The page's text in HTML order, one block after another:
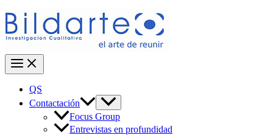
QS
Contactación
Focus Group
Entrevistas en profundidad